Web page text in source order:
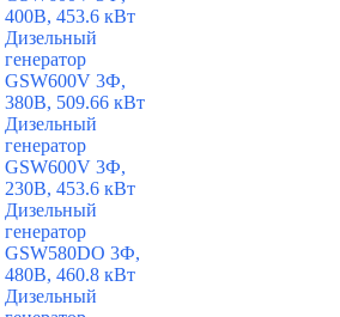
400В, 453.6 кВт
Дизельный
генератор
GSW600V 3Ф,
380В, 509.66 кВт
Дизельный
генератор
GSW600V 3Ф,
230В, 453.6 кВт
Дизельный
генератор
GSW580DO 3Ф,
480В, 460.8 кВт
Дизельный